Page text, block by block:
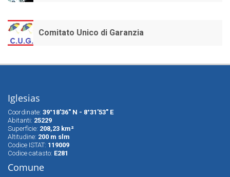
Comitato Unico di Garanzia
Iglesias
Coordinate: 39°18'36" N - 8°31'53" E
Abitanti: 25229
Superfìcie: 208,23 km²
Altitudine: 200 m slm
Codice ISTAT: 119009
Codice catasto: E281
Comune